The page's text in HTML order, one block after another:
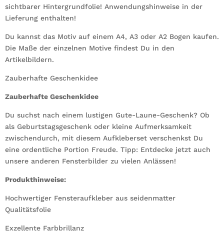
sichtbarer Hintergrundfolie! Anwendungshinweise in der
Lieferung enthalten!
Du kannst das Motiv auf einem A4, A3 oder A2 Bogen kaufen.
Die Maße der einzelnen Motive findest Du in den
Artikelbildern.
Zauberhafte Geschenkidee
Zauberhafte Geschenkidee
Du suchst nach einem lustigen Gute-Laune-Geschenk? Ob
als Geburtstagsgeschenk oder kleine Aufmerksamkeit
zwischendurch, mit diesem Aufkleberset verschenkst Du
eine ordentliche Portion Freude. Tipp: Entdecke jetzt auch
unsere anderen Fensterbilder zu vielen Anlässen!
Produkthinweise:
Hochwertiger Fensteraufkleber aus seidenmatter
Qualitätsfolie
Exzellente Farbbrillanz